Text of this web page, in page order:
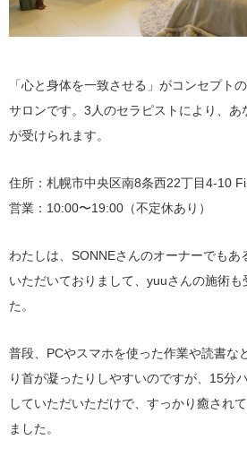
「心と身体を一致させる」がコンセプト
サロンです。3人のセラピストにより、
が受けられます。
住所：札幌市中央区南8条西22丁目4-10
営業：10:00〜19:00（不定休あり）
わたしは、SONNEさんのオーナーでもあ
いただいておりまして、yuuさんの施術も
た。
普段、PCやスマホを使った作業や読書な
り首が凝ったりしやすいのですが、15分
していただいただけで、すっかり癒され
ました。